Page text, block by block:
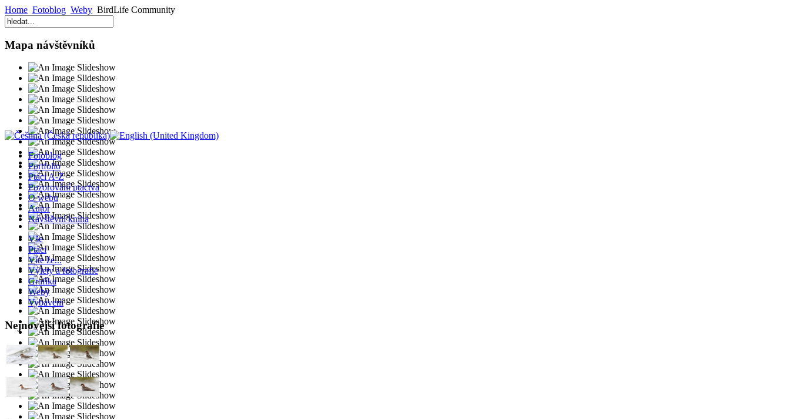
Home Fotoblog Weby BirdLife Community
Mapa návštěvníků
Fotoblog
Portfolio
Ptáci A-Z
Pozorování ptactva
O webu
Autor
Návštěvní kniha
Vše
Ptáci
Víte že...
Výlety a fotografie
Grafika
Weby
Vybavení
Nejnovější fotografie